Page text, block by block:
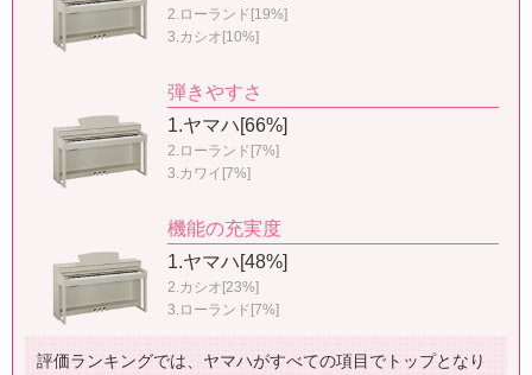
2.ローランド[19%]
3.カシオ[10%]
弾きやすさ
1.ヤマハ[66%]
2.ローランド[7%]
3.カワイ[7%]
機能の充実度
1.ヤマハ[48%]
2.カシオ[23%]
3.ローランド[7%]
評価ランキングでは、ヤマハがすべての項目でトップとなり